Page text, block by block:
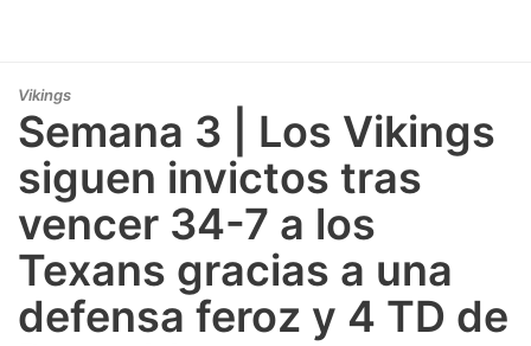
Vikings
Semana 3 | Los Vikings
siguen invictos tras
vencer 34-7 a los
Texans gracias a una
defensa feroz y 4 TD de